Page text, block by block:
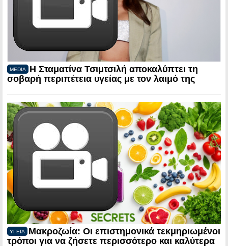
MEDIA
Η Σταματίνα Τσιμτσιλή αποκαλύπτει τη
σοβαρή περιπέτεια υγείας με τον λαιμό της
ΥΓΕΙΑ
Μακροζωία: Οι επιστημονικά τεκμηριωμένοι
τρόποι για να ζήσετε περισσότερο και καλύτερα